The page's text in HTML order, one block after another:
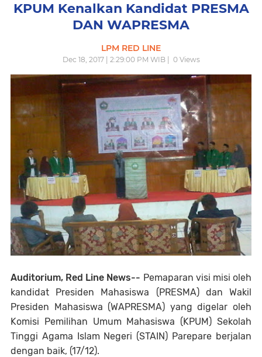
KPUM Kenalkan Kandidat PRESMA
DAN WAPRESMA
LPM RED LINE
Dec 18, 2017 | 2:29:00 PM WIB | 0Views
Auditorium, Red Line News-- Pemaparan visi misi oleh
kandidat Presiden Mahasiswa (PRESMA) dan Wakil
Presiden Mahasiswa (WAPRESMA) yang digelar oleh
Komisi Pemilihan Umum Mahasiswa (KPUM) Sekolah
Tinggi Agama Islam Negeri (STAIN) Parepare berjalan
dengan baik, (17/12).